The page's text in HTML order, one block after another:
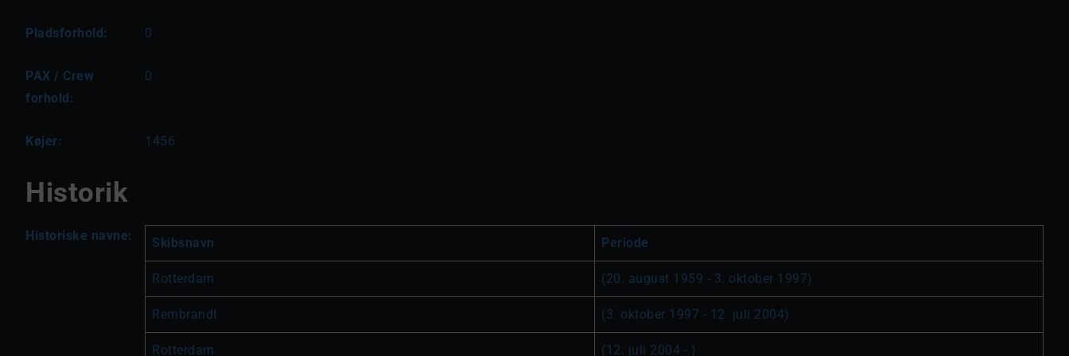
Pladsforhold: 0
PAX / Crew
forhold:
0
Køjer: 1456
Historik
Historiske navne: Skibsnavn Periode
Rotterdam (20. august 1959 - 3. oktober 1997)
Rembrandt (3. oktober 1997 - 12. juli 2004)
Rotterdam (12. juli 2004 - )